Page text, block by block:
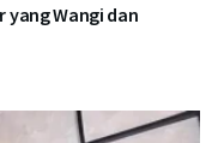
yang Wangi dan